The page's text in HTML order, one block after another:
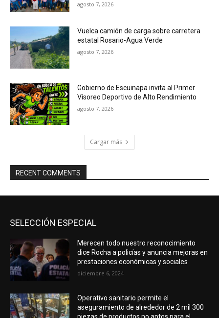
agosto 7, 2026
Vuelca camión de carga sobre carretera
estatal Rosario-Agua Verde
agosto 7, 2026
Gobierno de Escuinapa invita al Primer
Visoreo Deportivo de Alto Rendimiento
agosto 7, 2026
Cargar más
RECENT COMMENTS
SELECCIÓN ESPECIAL
Merecen todo nuestro reconocimiento
dice Rocha a policías y anuncia mejoras en
prestaciones económicas y sociales
diciembre 6, 2024
Operativo sanitario permite el
aseguramiento de alrededor de 2 mil 300